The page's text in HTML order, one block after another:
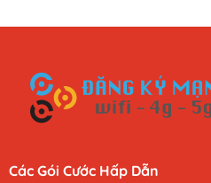
Các Gói Cước Hấp Dẫn